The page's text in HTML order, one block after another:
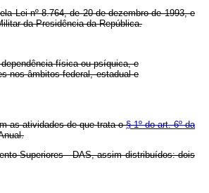
Lei nº 8.764, de 20 de dezembro de 1993, e
da Presidência da República.
física ou psíquica, e
nos âmbitos federal, estadual e
as atividades de que trata o§ 1º do art. 6º da
Superiores - DAS, assim distribuídos: dois